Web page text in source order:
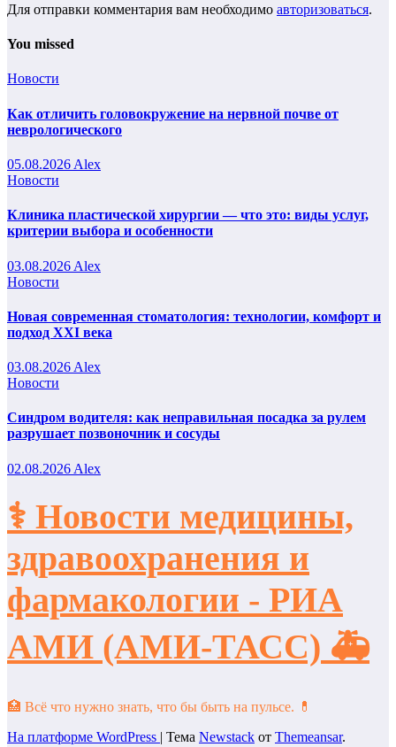
Для отправки комментария вам необходимо авторизоваться.
You missed
Новости
Как отличить головокружение на нервной почве от
неврологического
05.08.2026 Alex
Новости
Клиника пластической хирургии — что это: виды услуг,
критерии выбора и особенности
03.08.2026 Alex
Новости
Новая современная стоматология: технологии, комфорт и
подход XXI века
03.08.2026 Alex
Новости
Синдром водителя: как неправильная посадка за рулем
разрушает позвоночник и сосуды
02.08.2026 Alex
⚕️ Новости медицины,
здравоохранения и
фармакологии - РИА
АМИ (АМИ-ТАСС) 🚑
🏥 Всё что нужно знать, что бы быть на пульсе. 💊
На платформе WordPress
Тема Newstack от Themeansar.